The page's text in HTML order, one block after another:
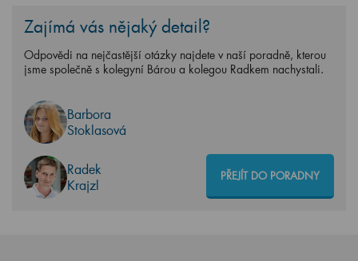
Zajímá vás nějaký detail?
Odpovědi na nejčastější otázky najdete v naší poradně, kterou
jsme společně s kolegyní Bárou a kolegou Radkem nachystali.
Barbora
Stoklasová
Radek
Krajzl
PŘEJÍT DO PORADNY